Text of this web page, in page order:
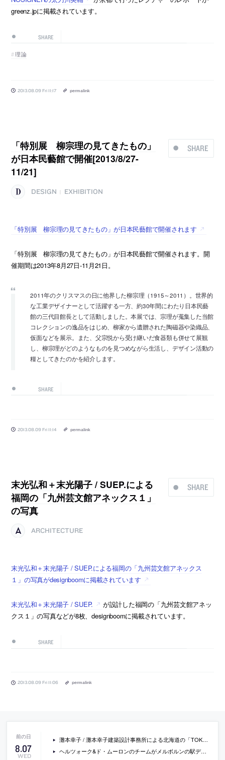
greenz.jpに掲載されています。
SHARE
理論
2013.08.09 Fri 11:17 permalink
SHARE
「特別展 柳宗理の見てきたもの」
が日本民藝館で開催[2013/8/27-
11/21]
DESIGN EXHIBITION
「特別展 柳宗理の見てきたもの」が日本民藝館で開催されます
「特別展 柳宗理の見てきたもの」が日本民藝館で開催されます。開
催期間は2013年8月27日-11月21日。
2011年のクリスマスの日に他界した柳宗理（1915～2011）。世界的
な工業デザイナーとして活躍する一方、約30年間にわたり日本民藝
館の三代目館長として活動しました。本展では、宗理が蒐集した当館
コレクションの逸品をはじめ、柳家から遺贈された陶磁器や染織品、
仮面などを展示。また、父宗悦から受け継いだ食器類も併せて展観
し、柳宗理がどのようなものを見つめながら生活し、デザイン活動の
糧としてきたのかを紹介します。
SHARE
2013.08.09 Fri 11:14 permalink
SHARE
末光弘和＋末光陽子 / SUEP.による
福岡の「九州芸文館アネックス１」
の写真
ARCHITECTURE
末光弘和＋末光陽子 / SUEP.による福岡の「九州芸文館アネックス
１」の写真がdesignboomに掲載されています
末光弘和＋末光陽子 / SUEP.
が設計した福岡の「九州芸文館アネッ
クス１」の写真などが8枚、designboomに掲載されています。
SHARE
2013.08.09 Fri 11:06 permalink
8.07
WED
灘本幸子 / 灘本幸子建築設計事務所による北海道の「TOKACHI HILLS」
ヘルツォーク&ド・ムーロンのチームがメルボルンの駅デザインコンペで勝利